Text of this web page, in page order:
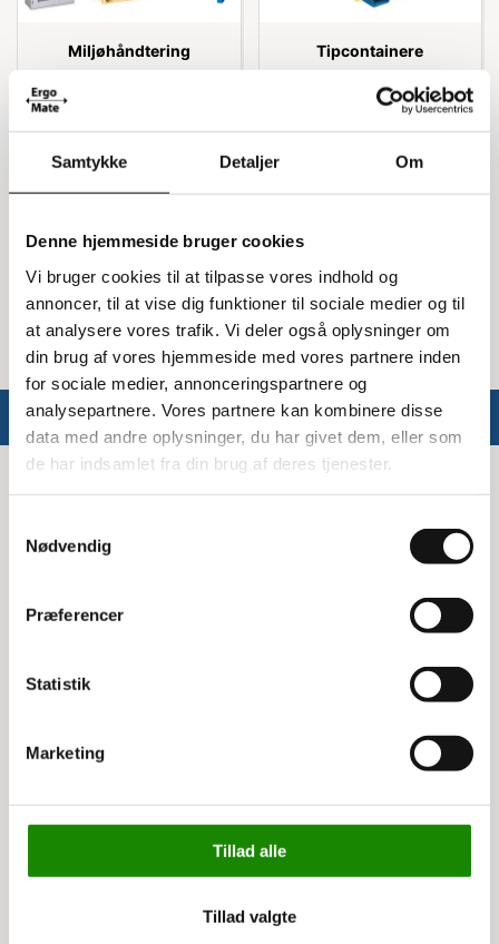
Samtykke Detaljer Om
Denne hjemmeside bruger cookies
Vi bruger cookies til at tilpasse vores indhold og
annoncer, til at vise dig funktioner til sociale medier og til
at analysere vores trafik. Vi deler også oplysninger om
din brug af vores hjemmeside med vores partnere inden
for sociale medier, annonceringspartnere og
analysepartnere. Vores partnere kan kombinere disse
data med andre oplysninger, du har givet dem, eller som
de har indsamlet fra din brug af deres tjenester.
Nødvendig
Præferencer
Statistik
Marketing
Tillad alle
Tillad valgte
Miljøhåndtering Tipcontainere
Saltspredere og salt
Info
Montage
Persondatapolitik
Lagerinventar